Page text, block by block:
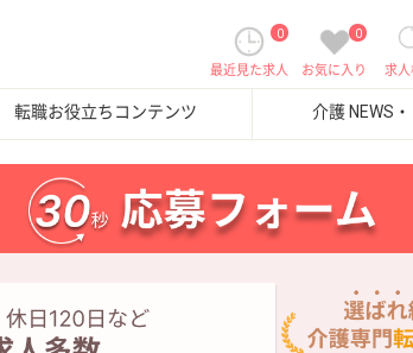
求
0
お気に入り
0
最近見た求人
転職お役立ちコンテンツ 介護 NEWS